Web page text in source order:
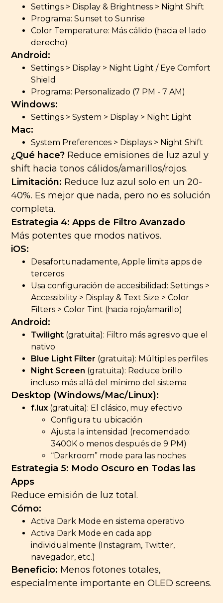
Settings > Display & Brightness > Night Shift
Programa: Sunset to Sunrise
Color Temperature: Más cálido (hacia el lado
derecho)
Android:
Settings > Display > Night Light / Eye Comfort
Shield
Programa: Personalizado (7 PM - 7 AM)
Windows:
Settings > System > Display > Night Light
Mac:
System Preferences > Displays > Night Shift
¿Qué hace? Reduce emisiones de luz azul y
shift hacia tonos cálidos/amarillos/rojos.
Limitación: Reduce luz azul solo en un 20-
40%. Es mejor que nada, pero no es solución
completa.
Estrategia 4: Apps de Filtro Avanzado
Más potentes que modos nativos.
iOS:
Desafortunadamente, Apple limita apps de
terceros
Usa configuración de accesibilidad: Settings >
Accessibility > Display & Text Size > Color
Filters > Color Tint (hacia rojo/amarillo)
Android:
Twilight (gratuita): Filtro más agresivo que el
nativo
Blue Light Filter (gratuita): Múltiples perfiles
Night Screen (gratuita): Reduce brillo
incluso más allá del mínimo del sistema
Desktop (Windows/Mac/Linux):
f.lux (gratuita): El clásico, muy efectivo
Configura tu ubicación
Ajusta la intensidad (recomendado:
3400K o menos después de 9 PM)
“Darkroom” mode para las noches
Estrategia 5: Modo Oscuro en Todas las
Apps
Reduce emisión de luz total.
Cómo:
Activa Dark Mode en sistema operativo
Activa Dark Mode en cada app
individualmente (Instagram, Twitter,
navegador, etc.)
Beneficio: Menos fotones totales,
especialmente importante en OLED screens.